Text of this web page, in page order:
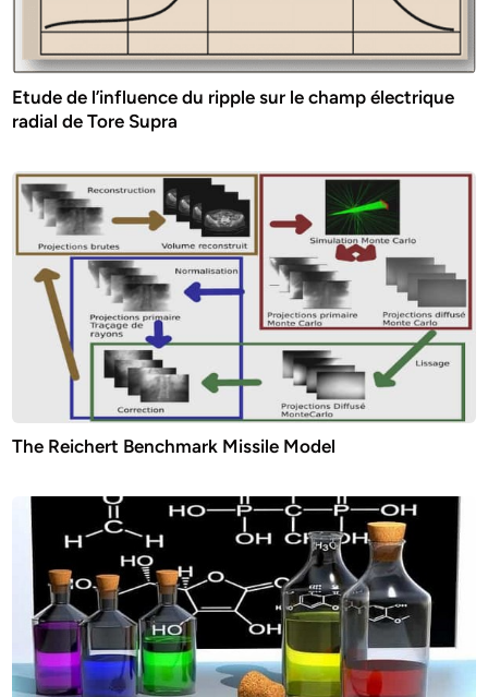
Etude de l’influence du ripple sur le champ électrique
radial de Tore Supra
The Reichert Benchmark Missile Model